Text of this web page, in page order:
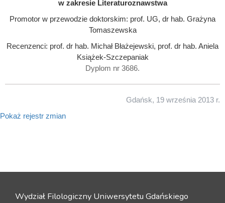
w zakresie Literaturoznawstwa
Promotor w przewodzie doktorskim: prof. UG, dr hab. Grażyna
Tomaszewska
Recenzenci: prof. dr hab. Michał Błażejewski, prof. dr hab. Aniela
Książek-Szczepaniak
Dyplom nr 3686.
Gdańsk, 19 września 2013 r.
Pokaż rejestr zmian
Wydział Filologiczny Uniwersytetu Gdańskiego